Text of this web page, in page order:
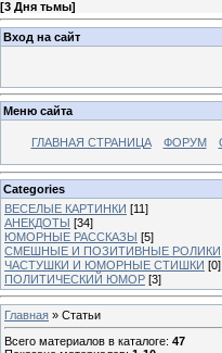
[3 Дня тьмы]
Вход на сайт
Меню сайта
ГЛАВНАЯ СТРАНИЦА ФОРУМ
Categories
ВЕСЕЛЫЕ КАРТИНКИ [11]
АНЕКДОТЫ [34]
ЮМОРНЫЕ РАССКАЗЫ [5]
СМЕШНЫЕ И ПОЗИТИВНЫЕ РОЛИКИ
ЧАСТУШКИ И ЮМОРНЫЕ СТИШКИ [0]
ПОЛИТИЧЕСКИЙ ЮМОР [3]
Главная » Статьи
Всего материалов в каталоге: 47